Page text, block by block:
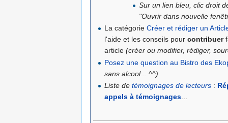
Sur un lien bleu, clic droit
"Ouvrir dans nouvelle
La catégorieCréer et rédiger un
l'aide et les conseils pourcontribuer
article(créer ou modifier, rédiger,
Posez une question au Bistro des
sans alcool... ^^)
Liste detémoignages de lecteurs :
appels à témoignages